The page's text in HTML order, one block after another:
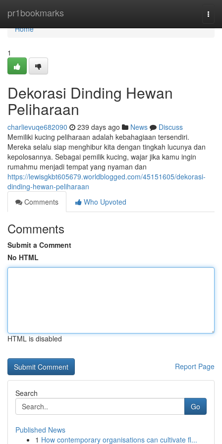
pr1bookmarks
Home
Home
1
Dekorasi Dinding Hewan
Peliharaan
charlievuqe682090 239 days ago News
Discuss
Memiliki kucing peliharaan adalah kebahagiaan tersendiri.
Mereka selalu siap menghibur kita dengan tingkah lucunya dan
kepolosannya. Sebagai pemilik kucing, wajar jika kamu ingin
rumahmu menjadi tempat yang nyaman dan
https://lewisgkbt605679.worldblogged.com/45151605/dekorasi-
dinding-hewan-peliharaan
Comments
Who Upvoted
Comments
Submit a Comment
No HTML
HTML is disabled
Report Page
Search
Go
Published News
1 How contemporary organisations can cultivate fl...